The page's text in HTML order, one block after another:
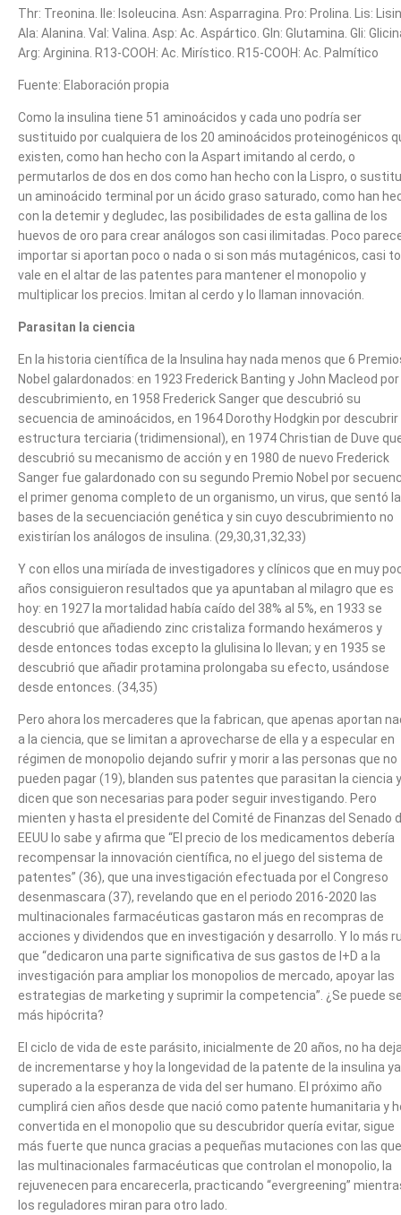
Thr: Treonina. Ile: Isoleucina. Asn: Asparragina. Pro: Prolina. Lis:
Ala: Alanina. Val: Valina. Asp: Ac. Aspártico. Gln: Glutamina. Gli:
Arg: Arginina. R13-COOH: Ac. Mirístico. R15-COOH: Ac. Palmítico
Fuente: Elaboración propia
Como la insulina tiene 51 aminoácidos y cada uno podría ser
sustituido por cualquiera de los 20 aminoácidos proteinogénicos
existen, como han hecho con la Aspart imitando al cerdo, o
permutarlos de dos en dos como han hecho con la Lispro, o
un aminoácido terminal por un ácido graso saturado, como han
con la detemir y degludec, las posibilidades de esta gallina de los
huevos de oro para crear análogos son casi ilimitadas. Poco
importar si aportan poco o nada o si son más mutagénicos, casi
vale en el altar de las patentes para mantener el monopolio y
multiplicar los precios. Imitan al cerdo y lo llaman innovación.
Parasitan la ciencia
En la historia científica de la Insulina hay nada menos que 6
Nobel galardonados: en 1923 Frederick Banting y John Macleod
descubrimiento, en 1958 Frederick Sanger que descubrió su
secuencia de aminoácidos, en 1964 Dorothy Hodgkin por descubrir
estructura terciaria (tridimensional), en 1974 Christian de Duve
descubrió su mecanismo de acción y en 1980 de nuevo Frederick
Sanger fue galardonado con su segundo Premio Nobel por
el primer genoma completo de un organismo, un virus, que sentó
bases de la secuenciación genética y sin cuyo descubrimiento no
existirían los análogos de insulina. (29,30,31,32,33)
Y con ellos una miríada de investigadores y clínicos que en muy
años consiguieron resultados que ya apuntaban al milagro que es
hoy: en 1927 la mortalidad había caído del 38% al 5%, en 1933 se
descubrió que añadiendo zinc cristaliza formando hexámeros y
desde entonces todas excepto la glulisina lo llevan; y en 1935 se
descubrió que añadir protamina prolongaba su efecto, usándose
desde entonces. (34,35)
Pero ahora los mercaderes que la fabrican, que apenas aportan
a la ciencia, que se limitan a aprovecharse de ella y a especular en
régimen de monopolio dejando sufrir y morir a las personas que no
pueden pagar (19), blanden sus patentes que parasitan la ciencia y
dicen que son necesarias para poder seguir investigando. Pero
mienten y hasta el presidente del Comité de Finanzas del Senado
EEUU lo sabe y afirma que “El precio de los medicamentos debería
recompensar la innovación científica, no el juego del sistema de
patentes” (36), que una investigación efectuada por el Congreso
desenmascara (37), revelando que en el periodo 2016-2020 las
multinacionales farmacéuticas gastaron más en recompras de
acciones y dividendos que en investigación y desarrollo. Y lo más
que “dedicaron una parte significativa de sus gastos de I+D a la
investigación para ampliar los monopolios de mercado, apoyar las
estrategias de marketing y suprimir la competencia”. ¿Se puede
más hipócrita?
El ciclo de vida de este parásito, inicialmente de 20 años, no ha
de incrementarse y hoy la longevidad de la patente de la insulina
superado a la esperanza de vida del ser humano. El próximo año
cumplirá cien años desde que nació como patente humanitaria y
convertida en el monopolio que su descubridor quería evitar, sigue
más fuerte que nunca gracias a pequeñas mutaciones con las que
las multinacionales farmacéuticas que controlan el monopolio, la
rejuvenecen para encarecerla, practicando “evergreening”
los reguladores miran para otro lado.